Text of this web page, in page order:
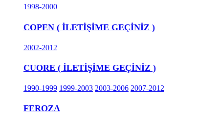
1998-2000
COPEN ( İLETİŞİME GEÇİNİZ )
2002-2012
CUORE ( İLETİŞİME GEÇİNİZ )
1990-1999 1999-2003 2003-2006 2007-2012
FEROZA